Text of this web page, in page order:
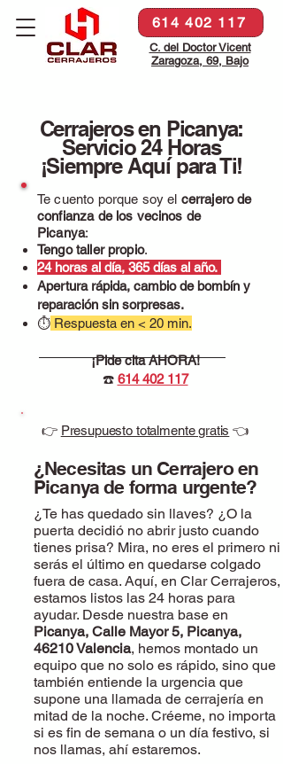
614 402 117
C. del Doctor Vicent
Zaragoza, 69, Bajo
Cerrajeros en Picanya:
Servicio 24 Horas
¡Siempre Aquí para Ti!
Te cuento porque soy el cerrajero de
confianza de los vecinos de
Picanya:
Tengo taller propio.
24 horas al día, 365 días al año.
Apertura rápida, cambio de bombín y
reparación sin sorpresas.
⏱ Respuesta en < 20 min.
¡Pide cita AHORA!
☎️ 614 402 117
👉 Presupuesto totalmente gratis 👈
¿Necesitas un Cerrajero en
Picanya de forma urgente?
¿Te has quedado sin llaves? ¿O la
puerta decidió no abrir justo cuando
tienes prisa? Mira, no eres el primero ni
serás el último en quedarse colgado
fuera de casa. Aquí, en Clar Cerrajeros,
estamos listos las 24 horas para
ayudar. Desde nuestra base en
Picanya, Calle Mayor 5, Picanya,
46210 Valencia, hemos montado un
equipo que no solo es rápido, sino que
también entiende la urgencia que
supone una llamada de cerrajería en
mitad de la noche. Créeme, no importa
si es fin de semana o un día festivo, si
nos llamas, ahí estaremos.